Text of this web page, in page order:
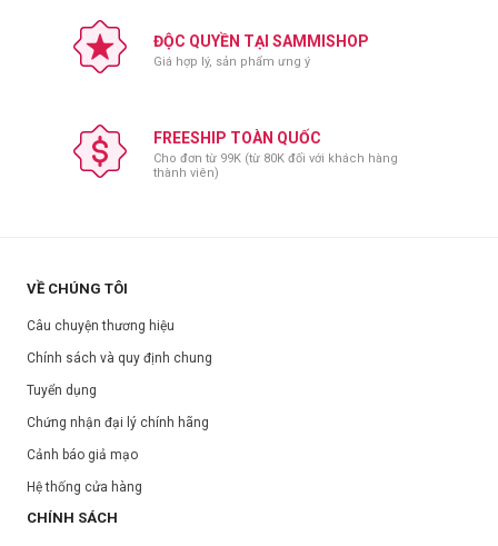
ĐỘC QUYỀN TẠI SAMMISHOP
Giá hợp lý, sản phẩm ưng ý
FREESHIP TOÀN QUỐC
Cho đơn từ 99K (từ 80K đối với khách hàng
thành viên)
VỀ CHÚNG TÔI
Câu chuyện thương hiệu
Chính sách và quy định chung
Tuyển dụng
Chứng nhận đại lý chính hãng
Cảnh báo giả mạo
Hệ thống cửa hàng
CHÍNH SÁCH